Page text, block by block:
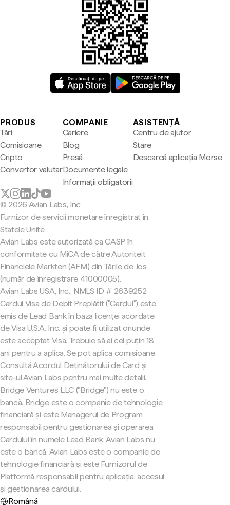
PRODUS
Țări
Comisioane
Cripto
Convertor valutar
COMPANIE
Cariere
Blog
Presă
Documente legale
Informații obligatorii
ASISTENȚĂ
Centru de ajutor
Stare
Descarcă aplicația Morse
© 2026 Avian Labs, Inc
Furnizor de servicii monetare înregistrat în
Statele Unite
Avian Labs este autorizată ca CASP în
conformitate cu MiCA de către Autoriteit
Financiële Markten (AFM) din Țările de Jos
(număr de înregistrare 41000005).
Avian Labs USA, Inc., NMLS ID # 2639252
Cardul Visa de Debit Preplătit ("Cardul") este
emis de Lead Bank în baza licenței acordate
de Visa U.S.A. Inc. și poate fi utilizat oriunde
este acceptat Visa. Trebuie să ai cel puțin 18
ani pentru a aplica. Se pot aplica comisioane.
Consultă Acordul Deținătorului de Card și
site-ul Avian Labs pentru mai multe detalii.
Bridge Ventures LLC ("Bridge") nu este o
bancă. Bridge este o companie de tehnologie
financiară și este Managerul de Program
responsabil pentru gestionarea și operarea
Cardului în numele Lead Bank. Avian Labs nu
este o bancă. Avian Labs este o companie de
tehnologie financiară și este Furnizorul de
Platformă responsabil pentru aplicația, accesul
și gestionarea cardului.
Română